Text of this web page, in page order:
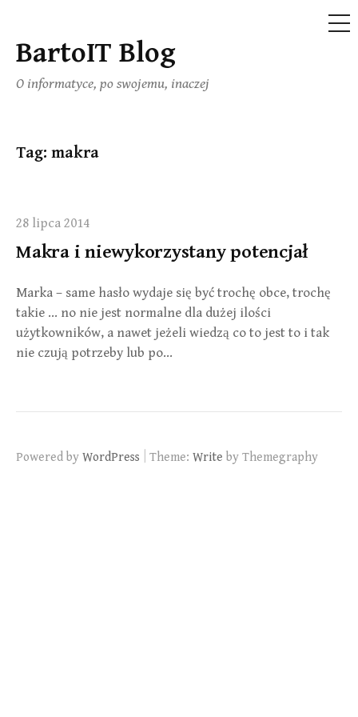
Skip
content
BartoIT Blog
O informatyce, po swojemu, inaczej
Tag: makra
28 lipca 2014
Makra i niewykorzystany potencjał
Marka – same hasło wydaje się być trochę obce, trochę
takie … no nie jest normalne dla dużej ilości
użytkowników, a nawet jeżeli wiedzą co to jest to i tak
nie czują potrzeby lub po…
Powered by WordPress Theme: Write by Themegraphy